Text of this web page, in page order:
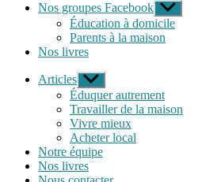
Nos groupes Facebook Afficher
le
sous-
menu
Éducation à domicile
Parents à la maison
Nos livres
Articles Afficher
le
sous-
menu
Éduquer autrement
Travailler de la maison
Vivre mieux
Acheter local
Notre équipe
Nos livres